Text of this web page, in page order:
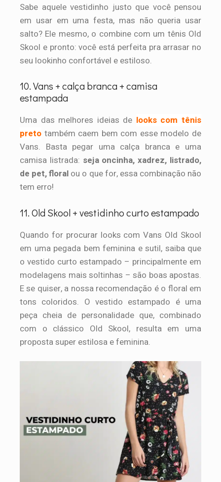
Sabe aquele vestidinho justo que você pensou
em usar em uma festa, mas não queria usar
salto? Ele mesmo, o combine com um tênis Old
Skool e pronto: você está perfeita pra arrasar no
seu lookinho confortável e estiloso.
10. Vans + calça branca + camisa
estampada
Uma das melhores ideias de looks com tênis
preto também caem bem com esse modelo de
Vans. Basta pegar uma calça branca e uma
camisa listrada: seja oncinha, xadrez, listrado,
de pet, floral ou o que for, essa combinação não
tem erro!
11. Old Skool + vestidinho curto estampado
Quando for procurar looks com Vans Old Skool
em uma pegada bem feminina e sutil, saiba que
o vestido curto estampado – principalmente em
modelagens mais soltinhas – são boas apostas.
E se quiser, a nossa recomendação é o floral em
tons coloridos. O vestido estampado é uma
peça cheia de personalidade que, combinado
com o clássico Old Skool, resulta em uma
proposta super estilosa e feminina.